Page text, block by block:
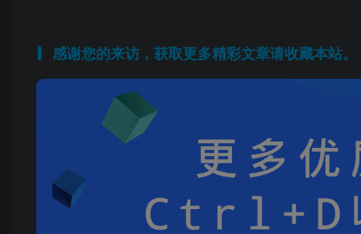
感谢您的来访，获取更多精彩文章请收藏本站。